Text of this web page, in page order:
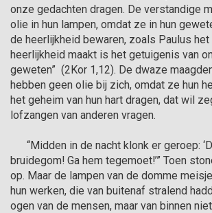
onze gedachten dragen. De verstandige
olie in hun lampen, omdat ze in hun
de heerlijkheid bewaren, zoals Paulus het
heerlijkheid maakt is het getuigenis van
geweten”  (2Kor 1,12). De dwaze
hebben geen olie bij zich, omdat ze hun
het geheim van hun hart dragen, dat wil
lofzangen van anderen vragen.
“Midden in de nacht klonk er geroep:
bruidegom! Ga hem tegemoet!’” Toen
op. Maar de lampen van de domme
hun werken, die van buitenaf stralend
ogen van de mensen, maar van binnen